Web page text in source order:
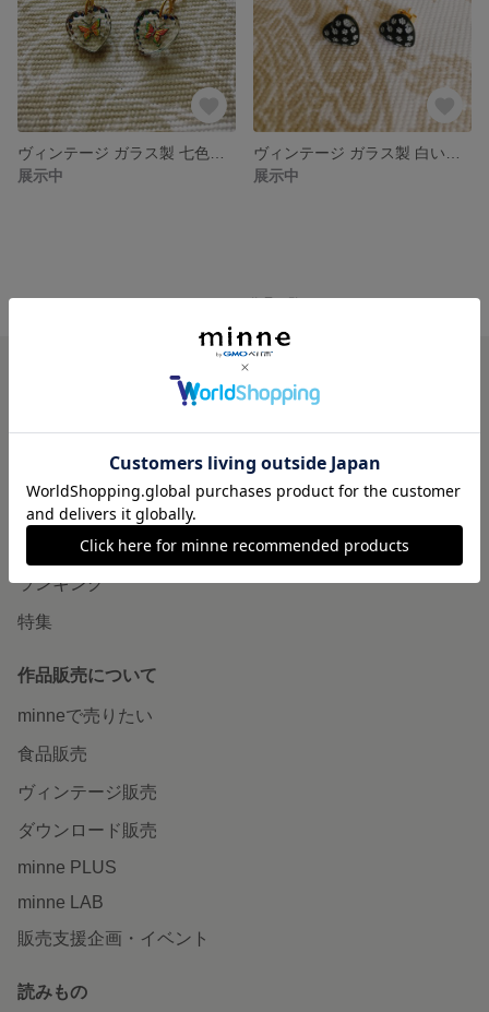
展示中
展示中
minne ホーム MINETTEGALLERY の作品一覧
minneについて
minneで買いたい
作品をさがす
ショップをさがす
ランキング
特集
作品販売について
minneで売りたい
食品販売
ヴィンテージ販売
ダウンロード販売
minne PLUS
minne LAB
販売支援企画・イベント
読みもの